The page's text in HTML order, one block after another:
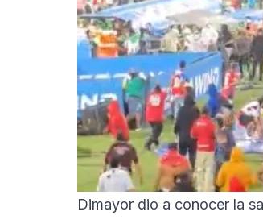
Dimayor dio a conocer la